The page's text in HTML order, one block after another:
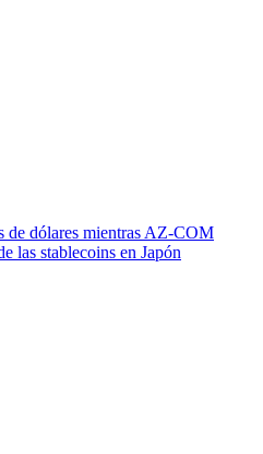
de dólares mientras AZ-COM
las stablecoins en Japón